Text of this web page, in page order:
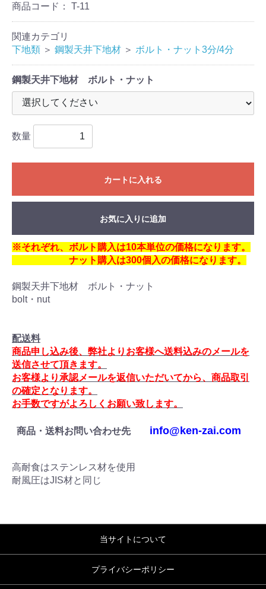
商品コード： T-11
関連カテゴリ
下地類 ＞ 鋼製天井下地材 ＞ ボルト・ナット3分/4分
鋼製天井下地材 ボルト・ナット
数量
カートに入れる
お気に入りに追加
※それぞれ、ボルト購入は10本単位の価格になります。
ナット購入は300個入の価格になります。
鋼製天井下地材 ボルト・ナット
bolt・nut
配送料
商品申し込み後、弊社よりお客様へ送料込みのメールを
送信させて頂きます。
お客様より承認メールを返信いただいてから、商品取引
の確定となります。
お手数ですがよろしくお願い致します。
商品・送料お問い合わせ先 info@ken-zai.com
高耐食はステンレス材を使用
耐風圧はJIS材と同じ
当サイトについて
プライバシーポリシー